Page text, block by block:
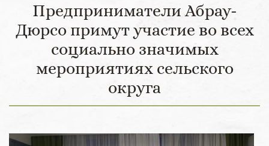
Предприниматели Абрау-
Дюрсо примут участие во всех
социально значимых
мероприятиях сельского
округа